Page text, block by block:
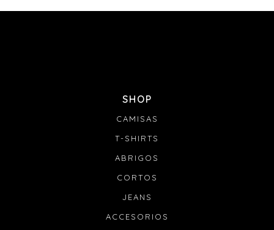
SHOP
CAMISAS
T-SHIRTS
ABRIGOS
CORTOS
JEANS
ACCESORIOS